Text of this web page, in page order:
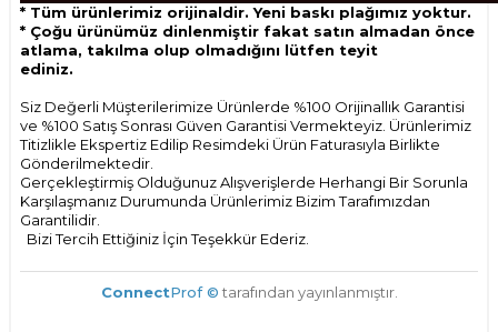
* Tüm ürünlerimiz orijinaldir. Yeni baskı plağımız yoktur.
* Çoğu ürünümüz dinlenmiştir fakat satın almadan önce
atlama, takılma olup olmadığını lütfen teyit
ediniz.
Siz Değerli Müşterilerimize Ürünlerde %100 Orijinallık Garantisi
ve %100 Satış Sonrası Güven Garantisi Vermekteyiz. Ürünlerimiz
Titizlikle Ekspertiz Edilip Resimdeki Ürün Faturasıyla Birlikte
Gönderilmektedir.
Gerçekleştirmiş Olduğunuz Alışverişlerde Herhangi Bir Sorunla
Karşılaşmanız Durumunda Ürünlerimiz Bizim Tarafımızdan
Garantilidir.
Bizi Tercih Ettiğiniz İçin Teşekkür Ederiz.
ConnectProf © tarafından yayınlanmıştır.